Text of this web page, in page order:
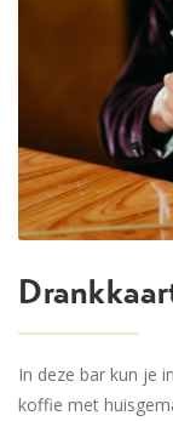
In deze bar kun je
koffie met